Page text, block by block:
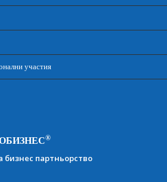
участия
®
бизнес партньорство